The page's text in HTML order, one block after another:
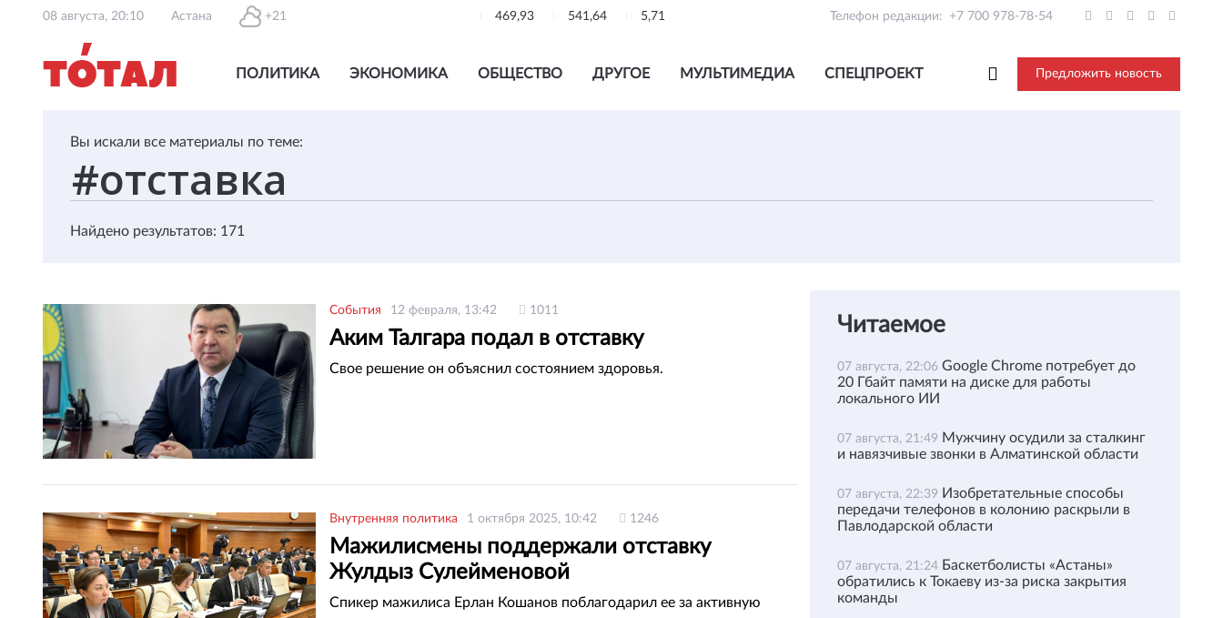
08 августа, 20:10 Астана +21 469,93 541,64 5,71 Телефон редакции: +7 700 978-78-54
ПОЛИТИКА ЭКОНОМИКА ОБЩЕСТВО ДРУГОЕ МУЛЬТИМЕДИА СПЕЦПРОЕКТ Предложить новость
Вы искали все материалы по теме:
Найдено результатов: 171
События 12 февраля, 13:42 1011
Аким Талгара подал в отставку
Свое решение он объяснил состоянием здоровья.
Внутренняя политика 1 октября 2025, 10:42 1246
Мажилисмены поддержали отставку
Жулдыз Сулейменовой
Спикер мажилиса Ерлан Кошанов поблагодарил ее за активную
Читаемое
07 августа, 22:06 Google Chrome потребует до
20 Гбайт памяти на диске для работы
локального ИИ
07 августа, 21:49 Мужчину осудили за сталкинг
и навязчивые звонки в Алматинской области
07 августа, 22:39 Изобретательные способы
передачи телефонов в колонию раскрыли в
Павлодарской области
07 августа, 21:24 Баскетболисты «Астаны»
обратились к Токаеву из-за риска закрытия
команды